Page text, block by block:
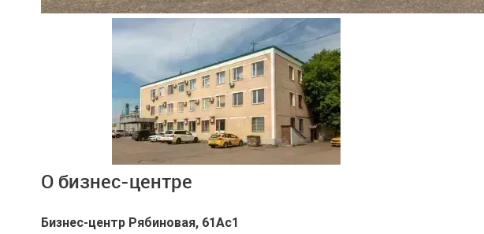
О бизнес-центре
Бизнес-центр Рябиновая, 61Ас1